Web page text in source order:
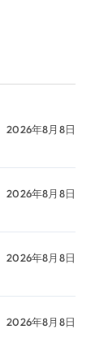
2026年8月8日
2026年8月8日
2026年8月8日
2026年8月8日